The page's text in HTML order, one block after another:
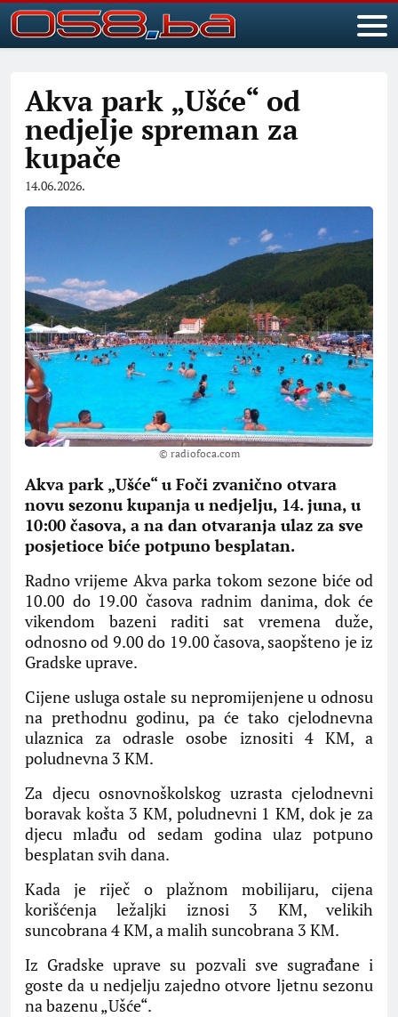
Akva park „Ušće“ od
nedjelje spreman za
kupače
14.06.2026.
© radiofoca.com
Akva park „Ušće“ u Foči zvanično otvara
novu sezonu kupanja u nedjelju, 14. juna, u
10:00 časova, a na dan otvaranja ulaz za sve
posjetioce biće potpuno besplatan.
Radno vrijeme Akva parka tokom sezone biće od
10.00 do 19.00 časova radnim danima, dok će
vikendom bazeni raditi sat vremena duže,
odnosno od 9.00 do 19.00 časova, saopšteno je iz
Gradske uprave.
Cijene usluga ostale su nepromijenjene u odnosu
na prethodnu godinu, pa će tako cjelodnevna
ulaznica za odrasle osobe iznositi 4 KM, a
poludnevna 3 KM.
Za djecu osnovnoškolskog uzrasta cjelodnevni
boravak košta 3 KM, poludnevni 1 KM, dok je za
djecu mlađu od sedam godina ulaz potpuno
besplatan svih dana.
Kada je riječ o plažnom mobilijaru, cijena
korišćenja ležaljki iznosi 3 KM, velikih
suncobrana 4 KM, a malih suncobrana 3 KM.
Iz Gradske uprave su pozvali sve sugrađane i
goste da u nedjelju zajedno otvore ljetnu sezonu
na bazenu „Ušće“.